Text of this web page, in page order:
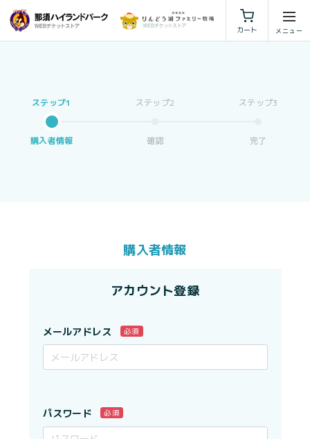
カート
特定商取引法に基づく表示
購入者情報 確認 完了
購入者情報
アカウント登録
メールアドレス 必須
パスワード 必須